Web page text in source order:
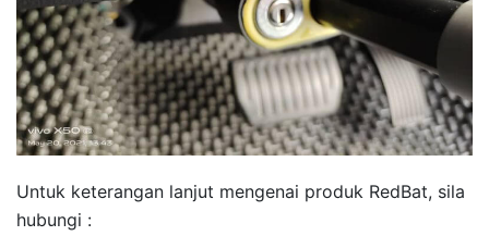
Untuk keterangan lanjut mengenai produk RedBat, sila
hubungi :